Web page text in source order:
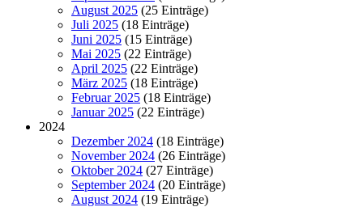
August 2025 (25 Einträge)
Juli 2025 (18 Einträge)
Juni 2025 (15 Einträge)
Mai 2025 (22 Einträge)
April 2025 (22 Einträge)
März 2025 (18 Einträge)
Februar 2025 (18 Einträge)
Januar 2025 (22 Einträge)
2024
Dezember 2024 (18 Einträge)
November 2024 (26 Einträge)
Oktober 2024 (27 Einträge)
September 2024 (20 Einträge)
August 2024 (19 Einträge)